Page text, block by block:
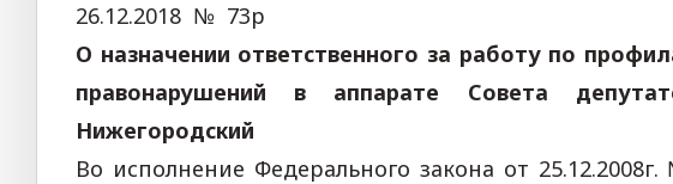
26.12.2018 № 73р
О назначении ответственного за работу по
правонарушений в аппарате Совета
Нижегородский
Во исполнение Федерального закона от